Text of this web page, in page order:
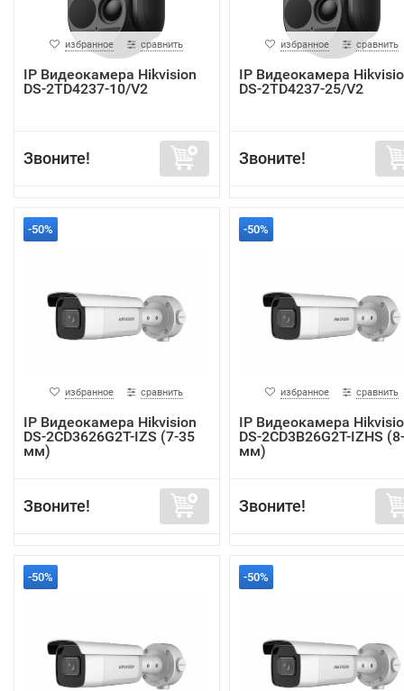
избранное сравнить
IP Видеокамера Hikvision
DS-2TD4237-10/V2
Звоните!
избранное сравнить
IP Видеокамера
DS-2TD4237-25/V2
Звоните!
-50%
избранное сравнить
IP Видеокамера Hikvision
DS-2CD3626G2T-IZS (7-35
мм)
Звоните!
-50%
избранное сравнить
IP Видеокамера
DS-2CD3B26G2T-IZHS
мм)
Звоните!
-50% -50%